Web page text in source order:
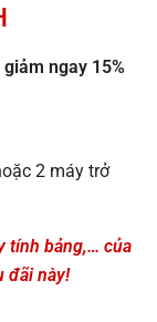
ngay 15%
2 máy trở
tính bảng,… của
đãi này!